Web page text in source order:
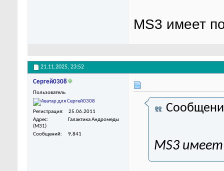
MS3 имеет
21.11.2025, 23:52
Сергей0308
Пользователь
Регистрация
25.06.2011
Адрес
Галактика Андромеды
(M31)
Сообщений
9,841
MS3 имеет